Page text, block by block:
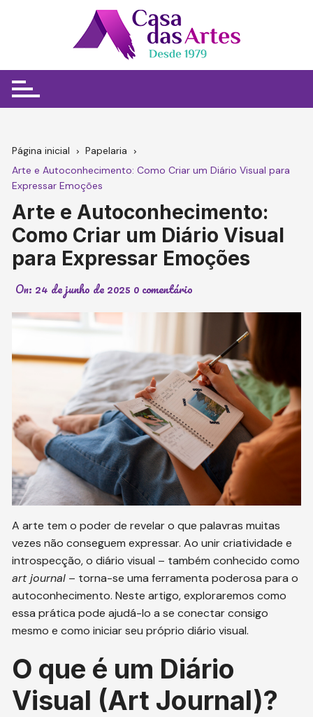
Página inicial
Papelaria
Arte e Autoconhecimento: Como Criar um Diário Visual para
Expressar Emoções
Arte e Autoconhecimento:
Como Criar um Diário Visual
para Expressar Emoções
On: 24 de junho de 2025 0 comentário
A arte tem o poder de revelar o que palavras muitas
vezes não conseguem expressar. Ao unir criatividade e
introspecção, o diário visual – também conhecido como
art journal – torna-se uma ferramenta poderosa para o
autoconhecimento. Neste artigo, exploraremos como
essa prática pode ajudá-lo a se conectar consigo
mesmo e como iniciar seu próprio diário visual.
O que é um Diário
Visual (Art Journal)?